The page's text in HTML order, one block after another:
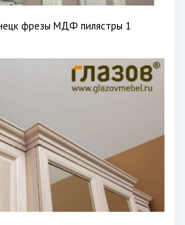
фрезы МДФ пилястры 1